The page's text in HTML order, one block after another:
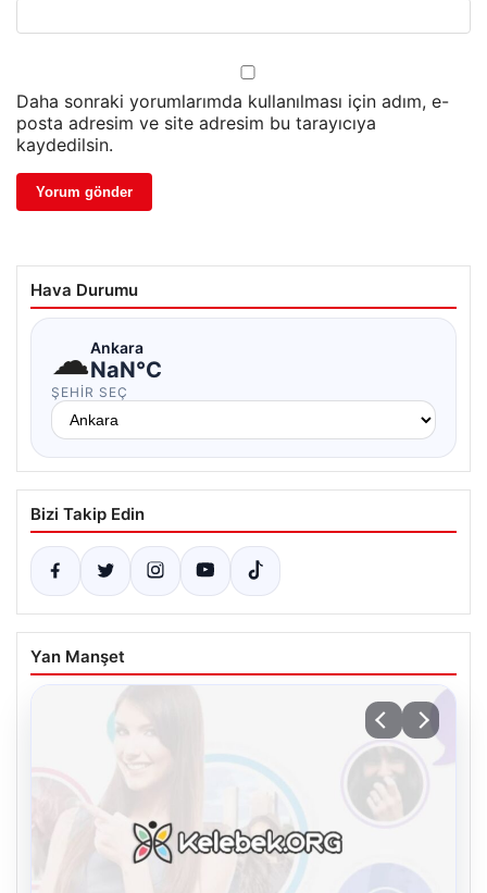
Daha sonraki yorumlarımda kullanılması için adım, e-
posta adresim ve site adresim bu tarayıcıya
kaydedilsin.
Hava Durumu
☁Ankara
NaN°C
ŞEHIR SEÇ
Bizi Takip Edin
Yan Manşet